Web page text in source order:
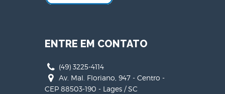
ENTRE EM CONTATO
(49) 3225-4114
Av. Mal. Floriano, 947 - Centro -
CEP 88503-190 - Lages / SC